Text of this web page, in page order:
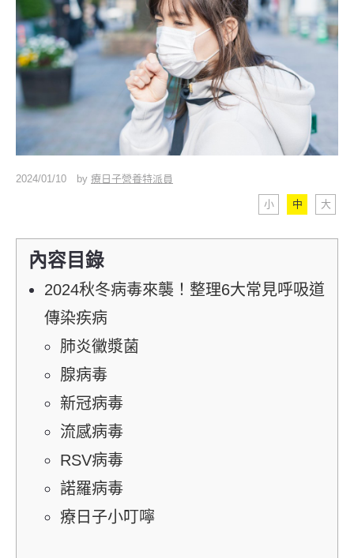
2024/01/10 by 療日子營養特派員
小 中 大
內容目錄
2024秋冬病毒來襲！整理6大常見呼吸道
傳染疾病
肺炎黴漿菌
腺病毒
新冠病毒
流感病毒
RSV病毒
諾羅病毒
療日子小叮嚀